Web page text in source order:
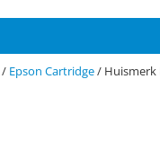
/ Epson Cartridge/ Huismerk